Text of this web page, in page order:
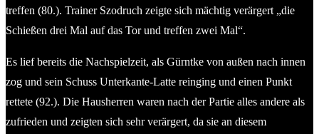
treffen (80.). Trainer Szodruch zeigte sich mächtig verärgert „die
Schießen drei Mal auf das Tor und treffen zwei Mal“.
Es lief bereits die Nachspielzeit, als Gürntke von außen nach innen
zog und sein Schuss Unterkante-Latte reinging und einen Punkt
rettete (92.). Die Hausherren waren nach der Partie alles andere als
zufrieden und zeigten sich sehr verärgert, da sie an diesem